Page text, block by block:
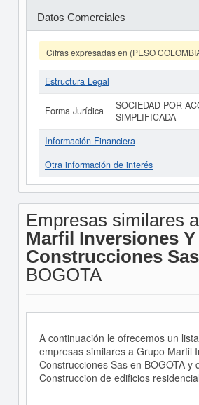
Datos Comerciales
Cifras expresadas en (PESO
Estructura Legal
Forma Jurídica
SOCIEDAD POR
SIMPLIFICADA
Información Financiera
Otra información de interés
Empresas similares a
Marfil Inversiones Y
Construcciones Sas
BOGOTA
A continuación le ofrecemos un
empresas similares a Grupo Marfil
Construcciones Sas en BOGOTA y
Construccion de edificios